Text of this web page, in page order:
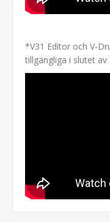
*V31 Editor och V-
tillgängliga i slutet av